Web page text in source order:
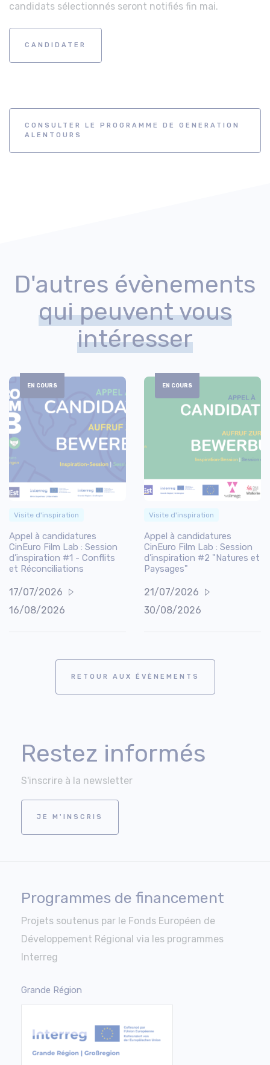
candidats sélectionnés seront notifiés fin mai.
CANDIDATER
CONSULTER LE PROGRAMME DE GENERATION
ALENTOURS
D'autres évènements
qui peuvent vous
intéresser
EN COURS
Visite d'inspiration
Appel à candidatures
CinEuro Film Lab : Session
d’inspiration #1 - Conflits
et Réconciliations
17/07/2026
16/08/2026
EN COURS
Visite d'inspiration
Appel à candidatures
CinEuro Film Lab : Session
d’inspiration #2 "Natures et
Paysages"
21/07/2026
30/08/2026
RETOUR AUX ÉVÈNEMENTS
Restez informés
S'inscrire à la newsletter
JE M'INSCRIS
Programmes de financement
Projets soutenus par le Fonds Européen de
Développement Régional via les programmes
Interreg
Grande Région